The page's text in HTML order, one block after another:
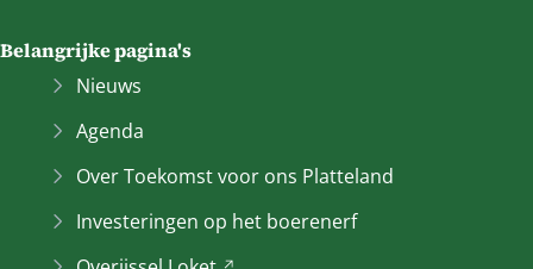
r
t
n
Belangrijke pagina's
Nieuws
Agenda
Over Toekomst voor ons Platteland
Investeringen op het boerenerf